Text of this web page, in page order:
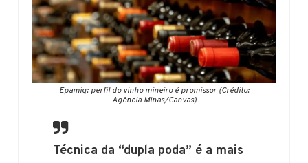
Epamig: perfil do vinho mineiro é promissor (Crédito:
Agência Minas/Canvas)
Técnica da “dupla poda” é a mais